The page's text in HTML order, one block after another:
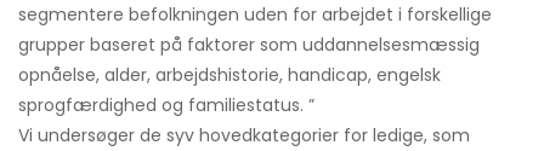
segmentere befolkningen uden for arbejdet i forskellige
grupper baseret på faktorer som uddannelsesmæssig
opnåelse, alder, arbejdshistorie, handicap, engelsk
sprogfærdighed og familiestatus. ”
Vi undersøger de syv hovedkategorier for ledige, som